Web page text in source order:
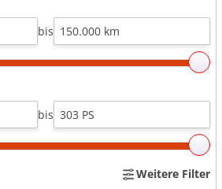
bis
bis
Weitere Filter